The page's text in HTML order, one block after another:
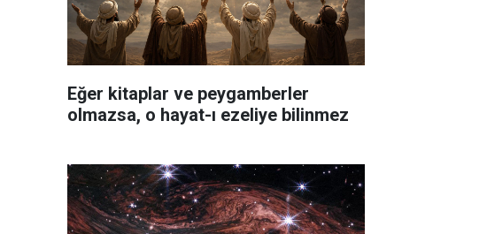
Eğer kitaplar ve peygamberler
olmazsa, o hayat-ı ezeliye bilinmez